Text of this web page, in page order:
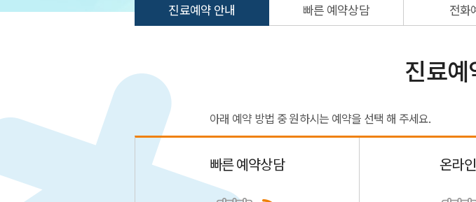
진료예약 안내 빠른 예약상담 전화
진료예
아래 예약 방법 중 원하시는 예약을 선택 해 주세요.
빠른 예약상담 온라